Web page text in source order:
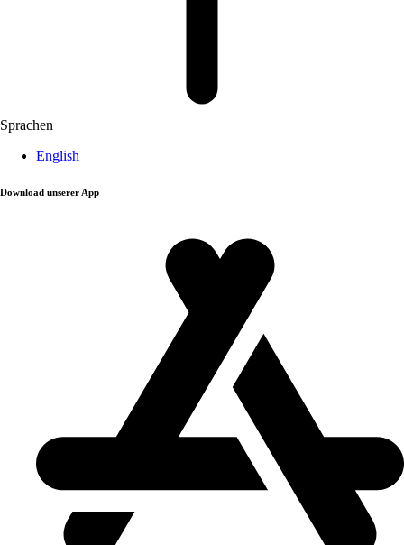
Sprachen
English
Download unserer App